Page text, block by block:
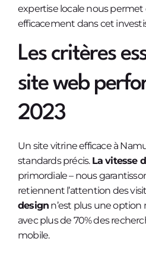
expertise locale nous
efficacement dans cet
Les critères
site web
2023
Un site vitrine efficace à
standards précis. La vitesse
primordiale – nous
retiennent l’attention des
design n’est plus une option
avec plus de 70% des
mobile.